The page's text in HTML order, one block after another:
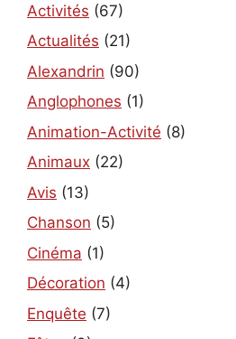
Activités (67)
Actualités (21)
Alexandrin (90)
Anglophones (1)
Animation-Activité (8)
Animaux (22)
Avis (13)
Chanson (5)
Cinéma (1)
Décoration (4)
Enquête (7)